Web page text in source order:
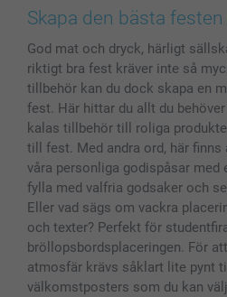
Bilder, Fotoförstoring & Fotohäften
Skal till Mobil & Surfplatta
MyNameBook
Fotoalmanackor & Fotoagenda
Fotoramar & Tillbehör
Presentkort
Alla fotoprodukter
Cookie Policy
Sitemap
Villkor och garantier
Investor Relations
smartgaranti
smartbonus
Priser & betalning
Status på beställningar
Skapa den bästa
God mat och dryck, härligt
riktigt bra fest kräver inte så
tillbehör kan du dock skapa en
fest. Här hittar du allt du
kalas tillbehör till roliga
till fest. Med andra ord, här
våra personliga godispåsar med
fylla med valfria godsaker och
Eller vad sägs om vackra
och texter? Perfekt för
bröllopsbordsplaceringen. För
atmosfär krävs såklart lite pynt
välkomstposters som du kan